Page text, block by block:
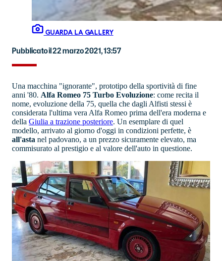
GUARDA LA GALLERY
Pubblicato il 22 marzo 2021, 13:57
Una macchina "ignorante", prototipo della sportività di fine
anni '80. Alfa Romeo 75 Turbo Evoluzione: come recita il
nome, evoluzione della 75, quella che dagli Alfisti stessi è
considerata l'ultima vera Alfa Romeo prima dell'era moderna e
della Giulia a trazione posteriore. Un esemplare di quel
modello, arrivato al giorno d'oggi in condizioni perfette, è
all'asta nel padovano, a un prezzo sicuramente elevato, ma
commisurato al prestigio e al valore dell'auto in questione.